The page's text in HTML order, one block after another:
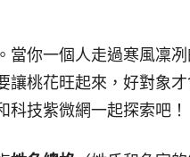
當你一個人走過寒風凜
讓桃花旺起來，好對象
科技紫微網一起探索吧！